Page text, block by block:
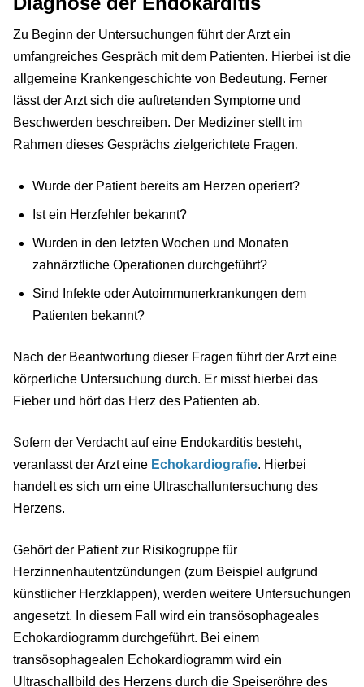
Zu Beginn der Untersuchungen führt der Arzt ein
umfangreiches Gespräch mit dem Patienten. Hierbei ist die
allgemeine Krankengeschichte von Bedeutung. Ferner
lässt der Arzt sich die auftretenden Symptome und
Beschwerden beschreiben. Der Mediziner stellt im
Rahmen dieses Gesprächs zielgerichtete Fragen.
Wurde der Patient bereits am Herzen operiert?
Ist ein Herzfehler bekannt?
Wurden in den letzten Wochen und Monaten
zahnärztliche Operationen durchgeführt?
Sind Infekte oder Autoimmunerkrankungen dem
Patienten bekannt?
Nach der Beantwortung dieser Fragen führt der Arzt eine
körperliche Untersuchung durch. Er misst hierbei das
Fieber und hört das Herz des Patienten ab.
Sofern der Verdacht auf eine Endokarditis besteht,
veranlasst der Arzt eine Echokardiografie. Hierbei
handelt es sich um eine Ultraschalluntersuchung des
Herzens.
Gehört der Patient zur Risikogruppe für
Herzinnenhautentzündungen (zum Beispiel aufgrund
künstlicher Herzklappen), werden weitere Untersuchungen
angesetzt. In diesem Fall wird ein transösophageales
Echokardiogramm durchgeführt. Bei einem
transösophagealen Echokardiogramm wird ein
Ultraschallbild des Herzens durch die Speiseröhre des